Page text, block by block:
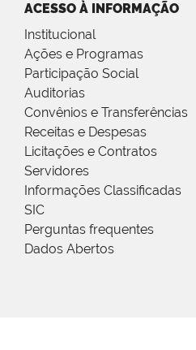
ACESSO À INFORMAÇÃO
Institucional
Ações e Programas
Participação Social
Auditorias
Convênios e Transferências
Receitas e Despesas
Licitações e Contratos
Servidores
Informações Classificadas
SIC
Perguntas frequentes
Dados Abertos